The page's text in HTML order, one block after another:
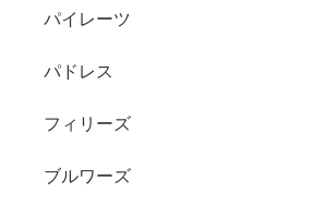
パイレーツ
パドレス
フィリーズ
ブルワーズ